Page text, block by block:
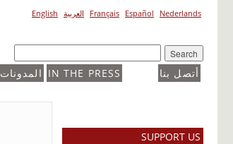
English العربية Français Español Nederlands
المدونات أتصل بنا IN THE PRESS
SUPPORT US